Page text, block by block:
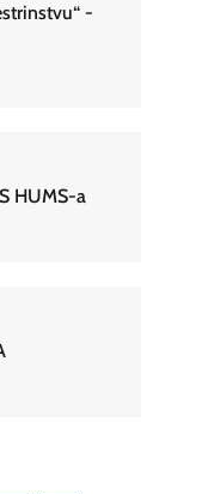
-
HUMS-a